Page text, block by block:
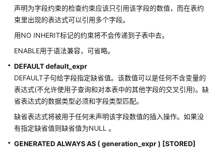
WRAPPER
FUNCTION
GLOBAL
CONFIGURATION
DROP
GROUP
INDEX
声明为字段约束的检查约束应该只引用该字段的数值，而在表约
束里出现的表达式可以引用多个字段。
用NO INHERIT标记的约束将不会传递到子表中去。
ENABLE用于语法兼容，可省略。
DEFAULT default_expr
DEFAULT子句给字段指定缺省值。该数值可以是任何不含变量的
表达式(不允许使用子查询和对本表中的其他字段的交叉引用)。缺
省表达式的数据类型必须和字段类型匹配。
缺省表达式将被用于任何未声明该字段数值的插入操作。如果没
有指定缺省值则缺省值为NULL 。
GENERATED ALWAYS AS ( generation_expr ) [STORED]